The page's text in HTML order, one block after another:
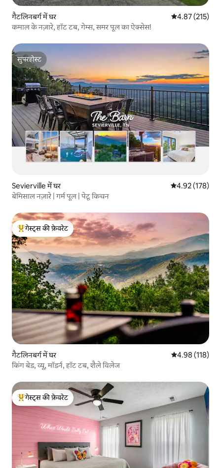
गैटलिनबर्ग में घर औसत रेटिंग 5 में से
4.87 (215)
कमाल के नज़ारे, हॉट टब, गेम्स, समर पूल का ऐक्सेस!
सुपरहोस्ट
सुपरहोस्ट
Sevierville में घर औसत रेटिंग 5 में से
4.92 (178)
बेमिसाल नज़ारे | गर्म पूल | पेटू किचन
गेस्ट्स का टॉप फ़ेवरेट
गेस्ट्स की फ़ेवरेट
गैटलिनबर्ग में घर औसत रेटिंग 5 में से
4.98 (118)
किंग बेड, व्यू, मॉडर्न, हॉट टब, शैले विलेज
गेस्ट्स का टॉप फ़ेवरेट
गेस्ट्स की फ़ेवरेट